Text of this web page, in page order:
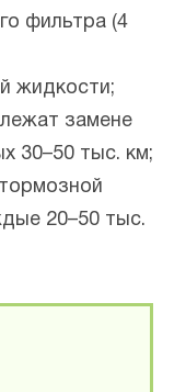
фильтра (4
жидкости;
замене
30–50 тыс. км;
20–50 тыс.